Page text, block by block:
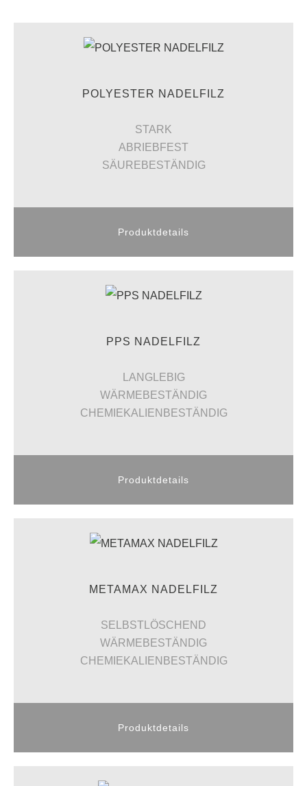
POLYESTER NADELFILZ
STARK
ABRIEBFEST
SÄUREBESTÄNDIG
Produktdetails
PPS NADELFILZ
LANGLEBIG
WÄRMEBESTÄNDIG
CHEMIEKALIENBESTÄNDIG
Produktdetails
METAMAX NADELFILZ
SELBSTLÖSCHEND
WÄRMEBESTÄNDIG
CHEMIEKALIENBESTÄNDIG
Produktdetails